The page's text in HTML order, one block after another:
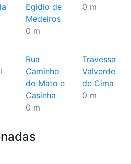
Egidio de
Medeiros
0 m
0 m
Rua
Caminho
do Mato e
Casinha
0 m
Travessa
Valverde
de Cima
0 m